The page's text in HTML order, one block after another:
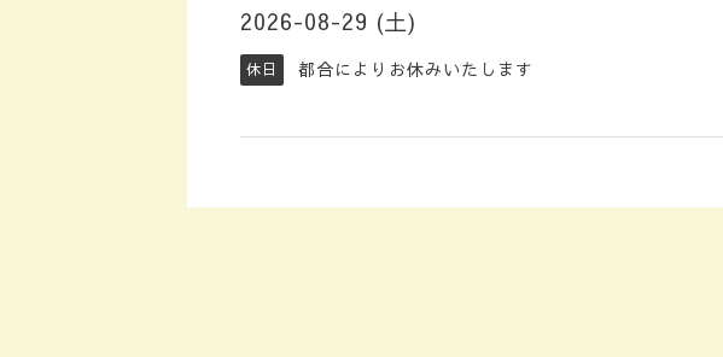
2026-08-29 (土)
休日 都合によりお休みいたします